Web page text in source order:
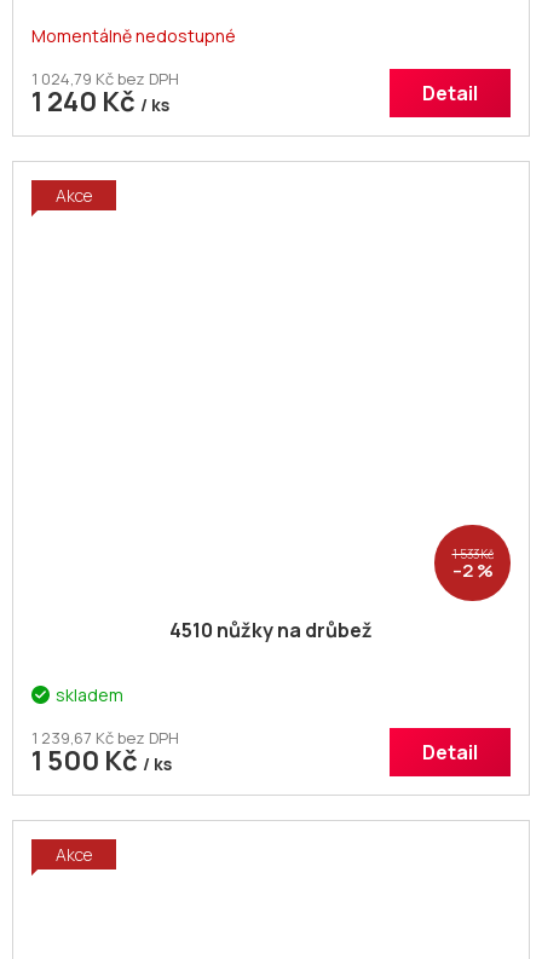
Momentálně nedostupné
1 024,79 Kč bez DPH
1 240 Kč / ks Detail
Akce
1 533 Kč
–2 %
4510 nůžky na drůbež
skladem
1 239,67 Kč bez DPH
1 500 Kč / ks Detail
Akce